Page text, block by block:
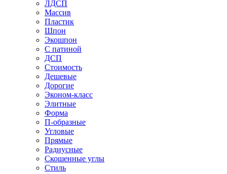
ЛДСП
Массив
Пластик
Шпон
Экошпон
С патиной
ДСП
Стоимость
Дешевые
Дорогие
Эконом-класс
Элитные
Форма
П-образные
Угловые
Прямые
Радиусные
Скошенные углы
Стиль